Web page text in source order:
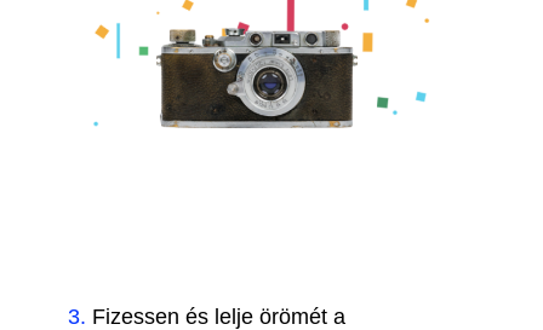
3. Fizessen és lelje örömét a